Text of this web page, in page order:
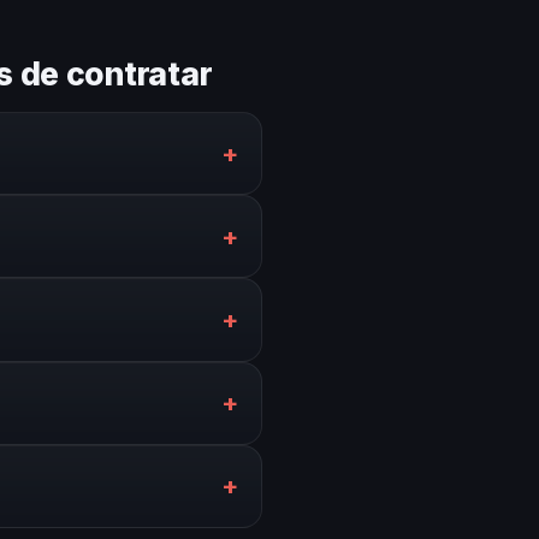
de contratar
+
+
+
+
+